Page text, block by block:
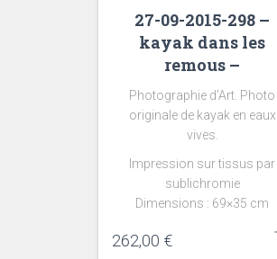
27-09-2015-298 –
kayak dans les
remous –
Photographie d’Art. Photo
originale de kayak en eaux
vives.
Impression sur tissus par
sublichromie
Dimensions : 69×35 cm
262,00 €